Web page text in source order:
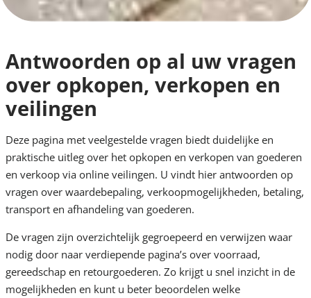
Antwoorden op al uw vragen
over opkopen, verkopen en
veilingen
Deze pagina met veelgestelde vragen biedt duidelijke en
praktische uitleg over het opkopen en verkopen van goederen
en verkoop via online veilingen. U vindt hier antwoorden op
vragen over waardebepaling, verkoopmogelijkheden, betaling,
transport en afhandeling van goederen.
De vragen zijn overzichtelijk gegroepeerd en verwijzen waar
nodig door naar verdiepende pagina’s over voorraad,
gereedschap en retourgoederen. Zo krijgt u snel inzicht in de
mogelijkheden en kunt u beter beoordelen welke